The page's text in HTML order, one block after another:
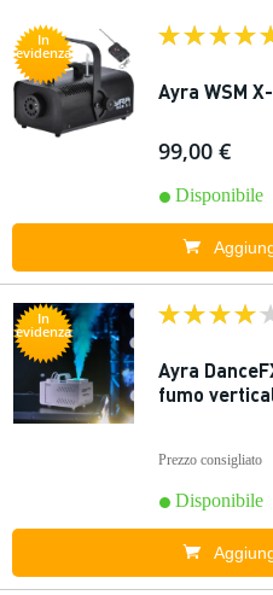
In
evidenza
Ayra WSM
99,00 €
Disponibile
In
evidenza
Ayra
fumo
Prezzo consigliato
Disponibile